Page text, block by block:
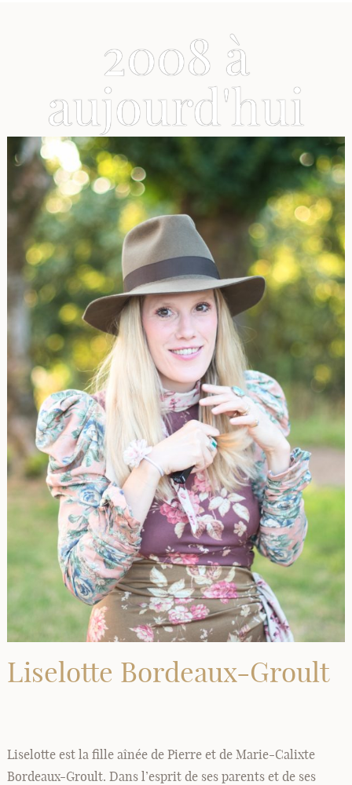
2008 à
aujourd'hui
Liselotte Bordeaux-Groult
Liselotte est la fille aînée de Pierre et de Marie-Calixte
Bordeaux-Groult. Dans l’esprit de ses parents et de ses